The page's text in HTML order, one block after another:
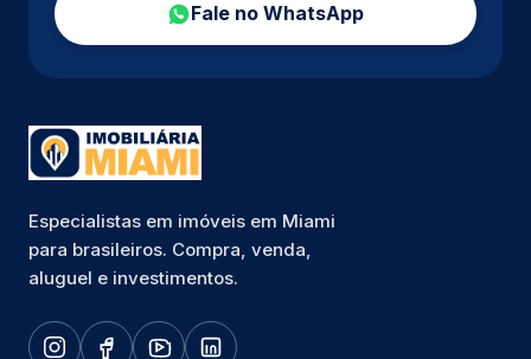
Fale no WhatsApp
Especialistas em imóveis em Miami
para brasileiros. Compra, venda,
aluguel e investimentos.